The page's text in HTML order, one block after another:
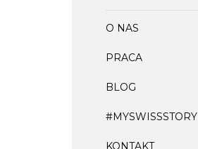
O NAS
PRACA
BLOG
#MYSWISSSTORY
KONTAKT